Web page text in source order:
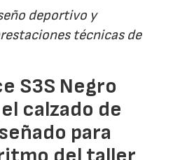
deportivo y
técnicas de
S3S Negro
el calzado de
para